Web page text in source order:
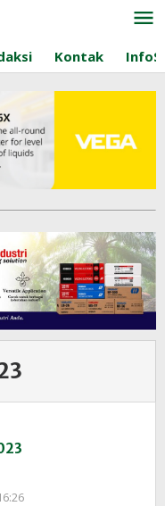
Kontak